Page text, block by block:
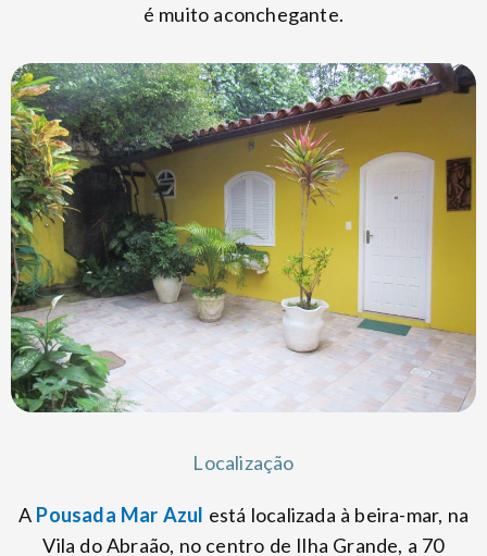
é muito aconchegante.
Localização
A Pousada Mar Azul está localizada à beira-mar, na
Vila do Abraão, no centro de Ilha Grande, a 70